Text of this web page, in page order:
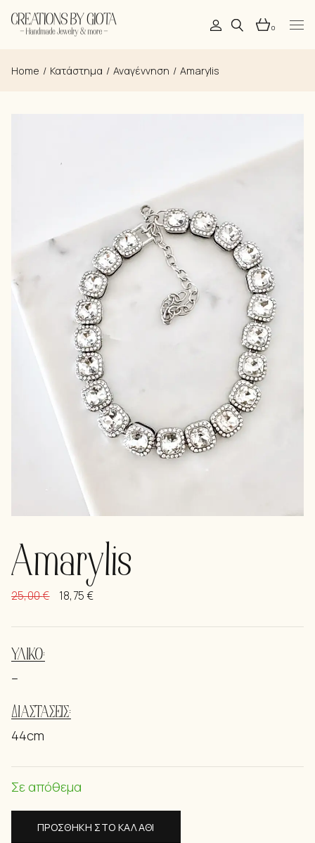
to
the 0
Home Κατάστημα Αναγέννηση Amarylis
Amarylis
25,00€ 18,75€
ΥΛΙΚΌ:
–
ΔΙΑΣΤΑΣΕΙΣ:
44cm
Σε απόθεμα
ΠΡΟΣΘΉΚΗ ΣΤΟ ΚΑΛΆΘΙ